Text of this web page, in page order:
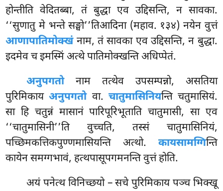
होन्तीति वेदितब्बा, तं बुद्धा एव उद्दिसन्ति, न सावका.
‘‘सुणातु मे भन्ते सङ्घो’’तिआदिना (महाव. १३४) नयेन वुत्तं
आणापातिमोक्खंनाम, तं सावका एव उद्दिसन्ति, न बुद्धा.
इदमेव च इमस्मिं अत्थे पातिमोक्खन्ति अधिप्पेतं.
अनुपगतोनाम तत्थेव उपसम्पन्नो, असतिया
पुरिमिकायअनुपगतोवा. चातुमासिनियन्ति चतुमासियं.
सा हि चतुन्नं मासानं पारिपूरिभूताति चातुमासी, सा एव
‘‘चातुमासिनी’’ति वुच्चति, तस्सं चातुमासिनियं,
पच्छिमकत्तिकपुण्णमासियन्ति अत्थो. कायसामग्गिन्ति
कायेन समग्गभावं, हत्थपासूपगमनन्ति वुत्तं होति.
अयं पनेत्थ विनिच्छयो – सचे पुरिमिकाय पञ्च भिक्खू